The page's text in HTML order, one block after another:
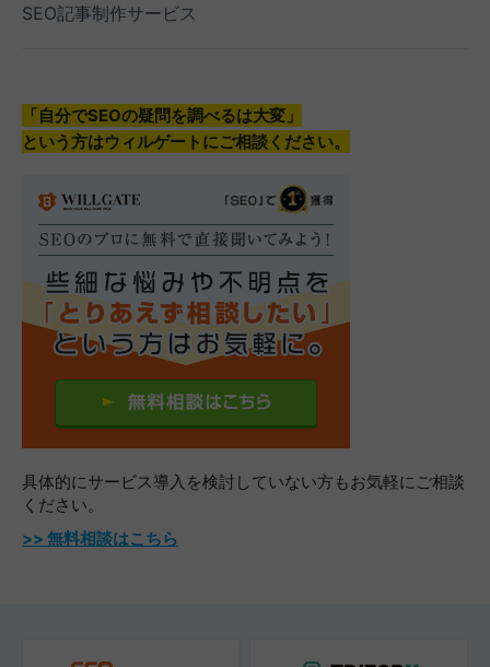
SEO記事制作サービス
「自分でSEOの疑問を調べるは大変」
という方はウィルゲートにご相談ください。
具体的にサービス導入を検討していない方も お気軽にご相談
ください。
>> 無料相談はこちら